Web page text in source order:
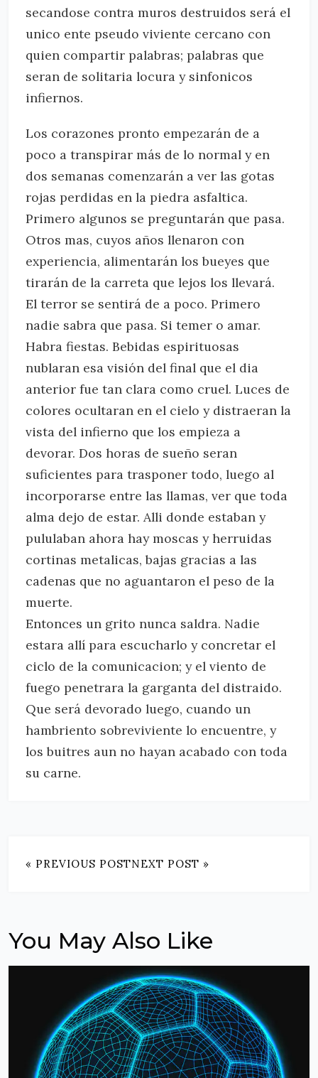
secandose contra muros destruidos será el
unico ente pseudo viviente cercano con
quien compartir palabras; palabras que
seran de solitaria locura y sinfonicos
infiernos.
Los corazones pronto empezarán de a
poco a transpirar más de lo normal y en
dos semanas comenzarán a ver las gotas
rojas perdidas en la piedra asfaltica.
Primero algunos se preguntarán que pasa.
Otros mas, cuyos años llenaron con
experiencia, alimentarán los bueyes que
tirarán de la carreta que lejos los llevará.
El terror se sentirá de a poco. Primero
nadie sabra que pasa. Si temer o amar.
Habra fiestas. Bebidas espirituosas
nublaran esa visión del final que el dia
anterior fue tan clara como cruel. Luces de
colores ocultaran en el cielo y distraeran la
vista del infierno que los empieza a
devorar. Dos horas de sueño seran
suficientes para trasponer todo, luego al
incorporarse entre las llamas, ver que toda
alma dejo de estar. Alli donde estaban y
pululaban ahora hay moscas y herruidas
cortinas metalicas, bajas gracias a las
cadenas que no aguantaron el peso de la
muerte.
Entonces un grito nunca saldra. Nadie
estara allí para escucharlo y concretar el
ciclo de la comunicacion; y el viento de
fuego penetrara la garganta del distraido.
Que será devorado luego, cuando un
hambriento sobreviviente lo encuentre, y
los buitres aun no hayan acabado con toda
su carne.
« PREVIOUS POSTNEXT POST »
You May Also Like